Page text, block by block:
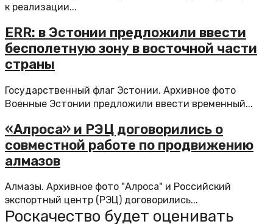
к реализации...
ERR: в Эстонии предложили ввести
бесполетную зону в восточной части
страны
Государственный флаг Эстонии. Архивное фото
Военные Эстонии предложили ввести временный...
«Алроса» и РЭЦ договорились о
совместной работе по продвижению
алмазов
Алмазы. Архивное фото "Алроса" и Российский
экспортный центр (РЭЦ) договорились...
Роскачество будет оценивать